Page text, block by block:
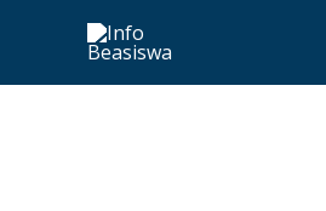
content